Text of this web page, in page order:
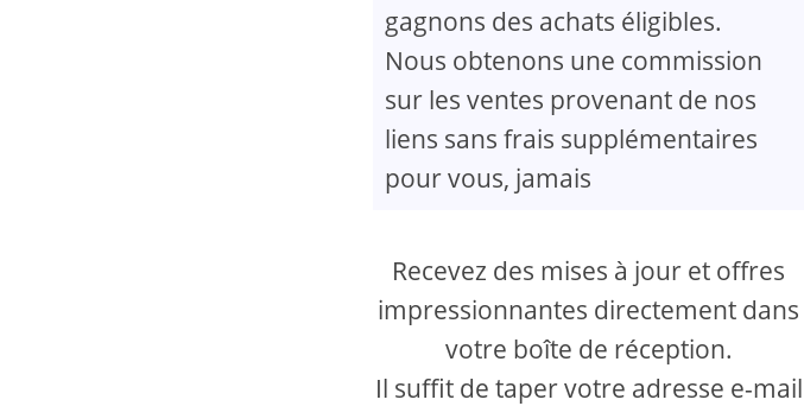
gagnons des achats éligibles.
Nous obtenons une commission
sur les ventes provenant de nos
liens sans frais supplémentaires
pour vous, jamais
Recevez des mises à jour et offres
impressionnantes directement dans
votre boîte de réception.
Il suffit de taper votre adresse e-mail